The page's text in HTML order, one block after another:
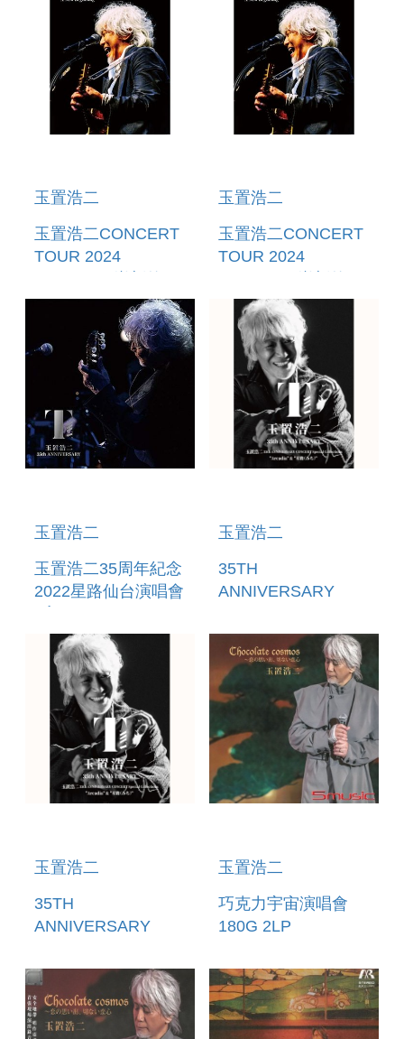
FIELD(BLU-
RAY+2UHQCD) (日
本進口版) (預購至
6/15 12:00止)
FIELD(2DVD+2UHQCD)
(日本進口版)(預購至
6/15 12:00止)
玉置浩二
玉置浩二CONCERT
TOUR 2024
始~ (BLU-
RAY+2UHQCD) (日
本進口版) (預購至
6/15 12:00止)
玉置浩二
玉置浩二CONCERT
TOUR 2024
始~
(2DVD+2UHQCD)
(日本進口版) (預購至
6/15 12:00止)
玉置浩二
玉置浩二35周年紀念
2022星路仙台演唱會
玉置浩二
35TH
ANNIVERSARY
SPECIAL
COLLECTIONS
ARCADIA & 星路
(MICHI) (日本進口版
4DVD) (預購至6/6
12:00止)
玉置浩二
35TH
ANNIVERSARY
SPECIAL
COLLECTIONS
ARCADIA & 星路
玉置浩二
巧克力宇宙演唱會
180G 2LP